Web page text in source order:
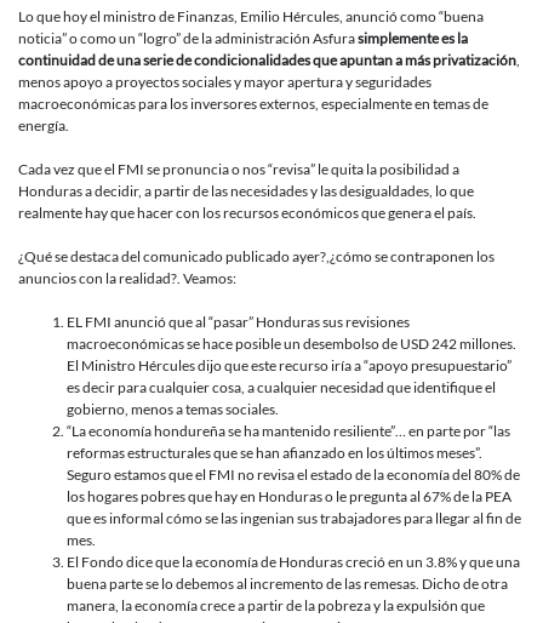
Lo que hoy el ministro de Finanzas, Emilio Hércules, anunció como “buena
noticia” o como un “logro” de la administración Asfurasimplemente es la
continuidad de una serie de condicionalidades que apuntan a más privatización,
menos apoyo a proyectos sociales y mayor apertura y seguridades
macroeconómicas para los inversores externos, especialmente en temas de
energía.
Cada vez que el FMI se pronuncia o nos “revisa” le quita la posibilidad a
Honduras a decidir, a partir de las necesidades y las desigualdades, lo que
realmente hay que hacer con los recursos económicos que genera el país.
¿Qué se destaca del comunicado publicado ayer?,¿cómo se contraponen los
anuncios con la realidad?. Veamos:
EL FMI anunció que al “pasar” Honduras sus revisiones
macroeconómicas se hace posible un desembolso de USD 242 millones.
El Ministro Hércules dijo que este recurso iría a “apoyo presupuestario”
es decir para cualquier cosa, a cualquier necesidad que identifique el
gobierno, menos a temas sociales.
“La economía hondureña se ha mantenido resiliente”… en parte por “las
reformas estructurales que se han afianzado en los últimos meses”.
Seguro estamos que el FMI no revisa el estado de la economía del 80% de
los hogares pobres que hay en Honduras o le pregunta al 67% de la PEA
que es informal cómo se las ingenian sus trabajadores para llegar al fin de
mes.
El Fondo dice que la economía de Honduras creció en un 3.8% y que una
buena parte se lo debemos al incremento de las remesas. Dicho de otra
manera, la economía crece a partir de la pobreza y la expulsión que